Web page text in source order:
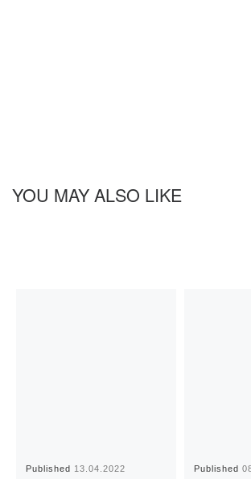
YOU MAY ALSO LIKE
Published 13.04.2022 Published